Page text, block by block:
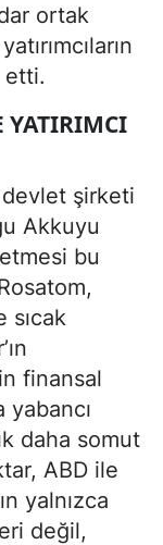
ortak
etti.
YATIRIMCI
devlet şirketi
Akkuyu
bu
sıcak
finansal
daha somut
ABD ile
yalnızca
değil,